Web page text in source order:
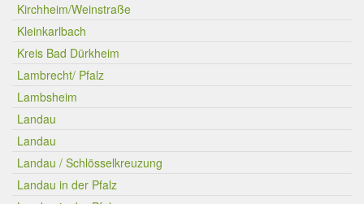
Kirchheim/Weinstraße
Kleinkarlbach
Kreis Bad Dürkheim
Lambrecht/ Pfalz
Lambsheim
Landau
Landau
Landau / Schlösselkreuzung
Landau in der Pfalz